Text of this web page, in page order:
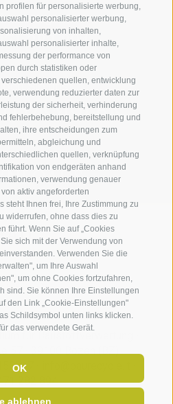
profilen für personalisierte werbung,
personalisierter werbung,
von inhalten,
personalisierter inhalte,
der performance von
durch statistiken oder
quellen, entwicklung
verwendung reduzierter daten zur
der sicherheit, verhinderung
fehlerbehebung, bereitstellung und
ihre entscheidungen zum
abgleichung und
quellen, verknüpfung
von endgeräten anhand
verwendung genauer
aktiv angeforderten
steht Ihnen frei, Ihre Zustimmung zu
widerrufen, ohne dass dies zu
führt. Wenn Sie auf „Cookies
sich mit der Verwendung von
Verwenden Sie die
um Ihre Auswahl
um ohne Cookies fortzufahren,
sind. Sie können Ihre Einstellungen
den Link „Cookie-Einstellungen"
Schildsymbol unten links klicken.
das verwendete Gerät.
OK
ablehnen
Fragen?
282 894
Sie uns!
Sie mehr
für Baustoffverwertung
282 894